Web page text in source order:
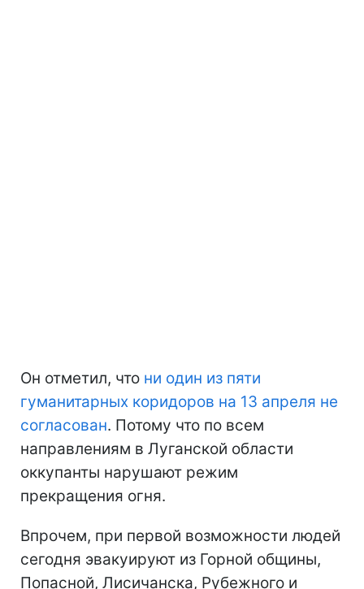
Он отметил, что ни один из пяти
гуманитарных коридоров на 13 апреля не
согласован. Потому что по всем
направлениям в Луганской области
оккупанты нарушают режим
прекращения огня.
Впрочем, при первой возможности людей
сегодня эвакуируют из Горной общины,
Попасной, Лисичанска, Рубежного и